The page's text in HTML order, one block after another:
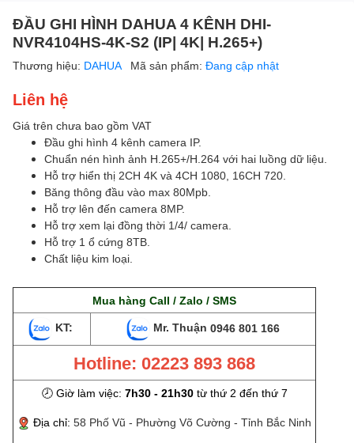
ĐẦU GHI HÌNH DAHUA 4 KÊNH DHI-
NVR4104HS-4K-S2 (IP| 4K| H.265+)
Thương hiệu: DAHUA Mã sản phẩm: Đang cập nhật
Liên hệ
Giá trên chưa bao gồm VAT
Đầu ghi hình 4 kênh camera IP.
Chuẩn nén hình ảnh H.265+/H.264 với hai luồng dữ liệu.
Hỗ trợ hiển thị 2CH 4K và 4CH 1080, 16CH 720.
Băng thông đầu vào max 80Mpb.
Hỗ trợ lên đến camera 8MP.
Hỗ trợ xem lại đồng thời 1/4/ camera.
Hỗ trợ 1 ổ cứng 8TB.
Chất liệu kim loại.
Mua hàng Call / Zalo / SMS
KT: Mr. Thuận 0946 801 166
Hotline: 02223 893 868
🕗 Giờ làm việc: 7h30 - 21h30từ thứ 2 đến thứ 7
Địa chỉ: 58 Phố Vũ - Phường Võ Cường - Tỉnh Bắc Ninh